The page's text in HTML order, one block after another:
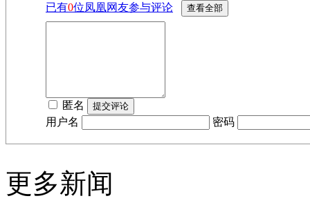
已有0位凤凰网友参与评论
匿名
用户名
密码
更多新闻